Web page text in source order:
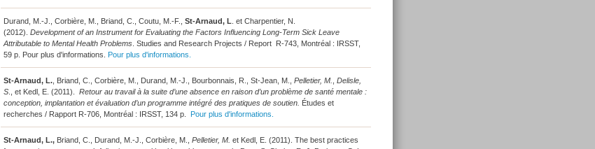
Durand, M.-J., Corbière, M., Briand, C., Coutu, M.-F., St-Arnaud, L . et Charpentier, N.
(2012). Development of an Instrument for Evaluating the Factors Influencing Long-Term Sick Leave
Attributable to Mental Health Problems. Studies and Research Projects / Report R-743, Montréal : IRSST,
59 p. Pour plus d'informations.
Pour plus d'informations.
St-Arnaud, L., Briand, C., Corbière, M., Durand, M.-J., Bourbonnais, R., St-Jean, M., Pelletier, M.
Delisle,
S., et Kedl, E. (2011). Retour au travail à la suite d’une absence en raison d’un problème de santé mentale :
conception, implantation et évaluation d’un programme intégré des pratiques de soutien. Études et
recherches / Rapport R-706, Montréal : IRSST, 134 p.
Pour plus d'informations.
St-Arnaud, L., Briand, C., Durand, M.-J., Corbière, M., Pelletier, M. et Kedl, E. (2011). The best practices